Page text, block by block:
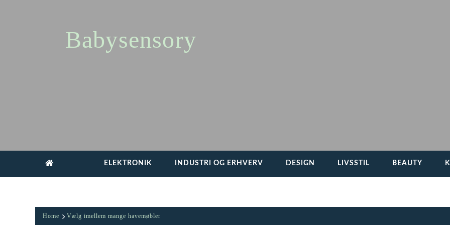
Babysensory
ELEKTRONIK INDUSTRI OG ERHVERV DESIGN LIVSSTIL BEAUTY
Home Vælg imellem mange havemøbler